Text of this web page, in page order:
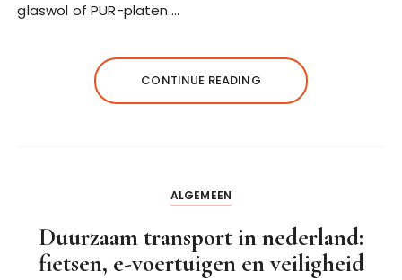
glaswol of PUR-platen….
CONTINUE READING
ALGEMEEN
Duurzaam transport in nederland:
fietsen, e-voertuigen en veiligheid